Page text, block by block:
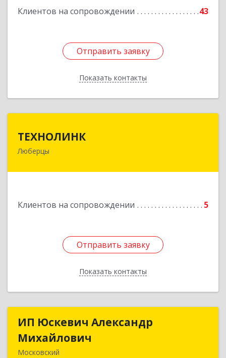
Клиентов на сопровождении 43
Отправить заявку
Показать контакты
Отправить заявку
Назад
ТЕХНОЛИНК
Люберцы
Клиентов на сопровождении 5
Отправить заявку
Показать контакты
140014, г.Люберцы, Октябрьский просп., д.373
Отправить заявку
Назад
ИП Юскевич Александр
Михайлович
Московский
ИП Юскевич Александр